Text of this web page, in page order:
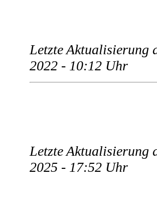
Letzte Aktualisierung
2022 - 10:12 Uhr
Letzte Aktualisierung
2025 - 17:52 Uhr